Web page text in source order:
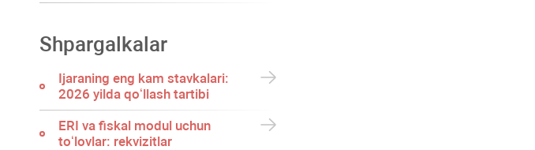
Shpargalkalar
Ijaraning eng kam stavkalari:
2026 yilda qoʻllash tartibi
ERI va fiskal modul uchun
toʻlovlar: rekvizitlar